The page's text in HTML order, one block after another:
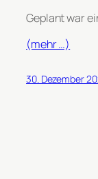
Geplant war
(mehr …)
30. Dezember